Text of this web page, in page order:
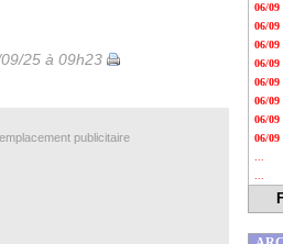
25 à 09h23
06/09
06/09
06/09
06/09
06/09
06/09
06/09
06/09
emplacement publicitaire